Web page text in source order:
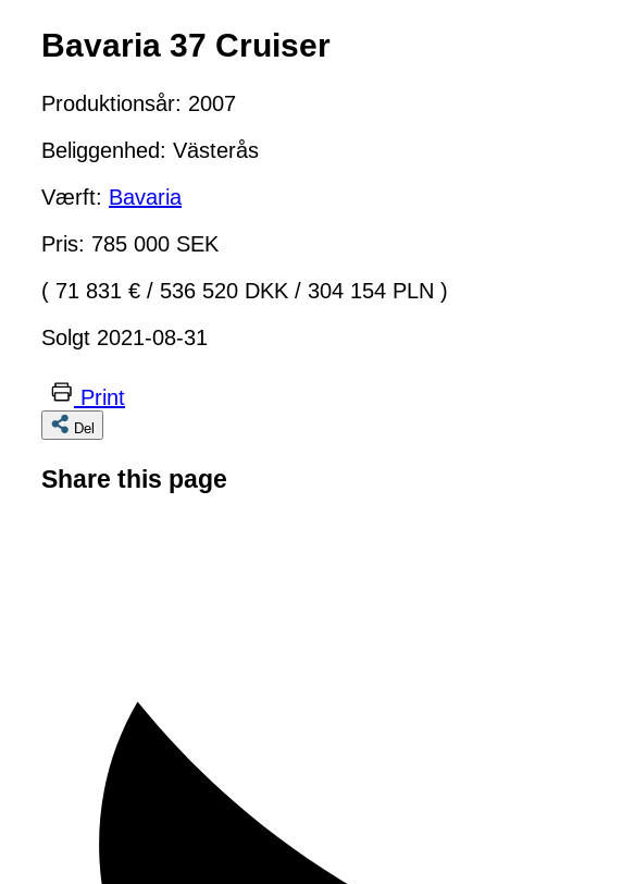
Bavaria 37 Cruiser
Produktionsår: 2007
Beliggenhed: Västerås
Værft: Bavaria
Pris: 785 000 SEK
( 71 831 € / 536 520 DKK / 304 154 PLN )
Solgt 2021-08-31
Print
Del
Share this page